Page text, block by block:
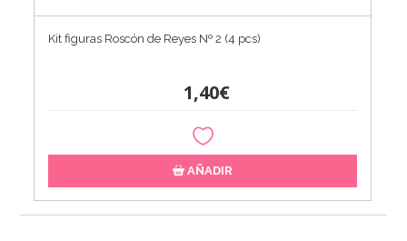
Kit figuras Roscón de Reyes Nº 2 (4 pcs)
1,40€
AÑADIR